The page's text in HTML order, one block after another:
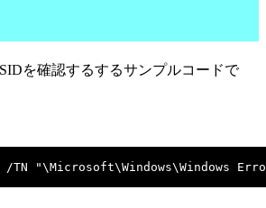
を確認するするサンプルコードで